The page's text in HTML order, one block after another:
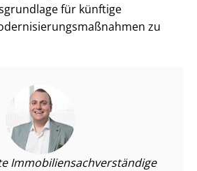
für künftige
zu
Im­mo­bi­li­en­sach­ver­stän­di­ge